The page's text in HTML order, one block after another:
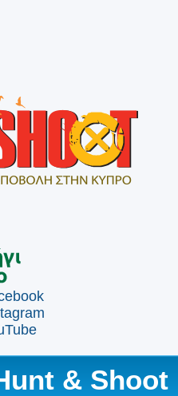
& Shoot